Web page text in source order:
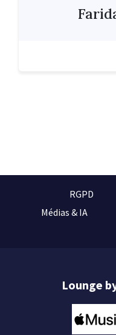
RGPD
Médias & IA
Lounge